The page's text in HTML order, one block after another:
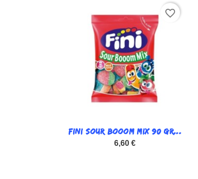
Vista rápida
FINI SOUR BOOOM MIX 90 GR...
6,60 €
favorite_border